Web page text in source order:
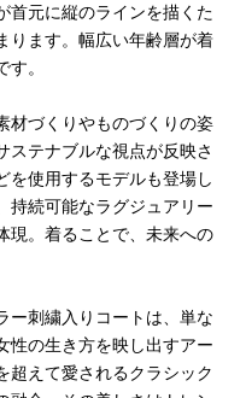
首元に縦のラインを描くた
ります。幅広い年齢層が着
。
材づくりやものづくりの姿
ステナブルな視点が反映さ
を使用するモデルも登場し
持続可能なラグジュアリー
現。着ることで、未来への
ー刺繍入りコートは、単な
性の生き方を映し出すアー
超えて愛されるクラシック